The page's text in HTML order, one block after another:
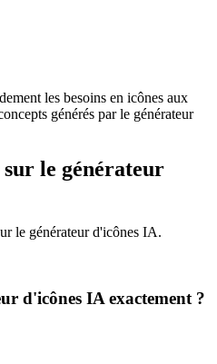
les besoins en icônes aux
générés par le générateur
le générateur
le générateur d'icônes IA.
d'icônes IA exactement ?